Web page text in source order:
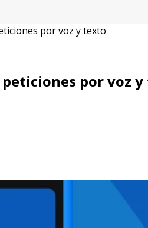
por voz y texto
por voz